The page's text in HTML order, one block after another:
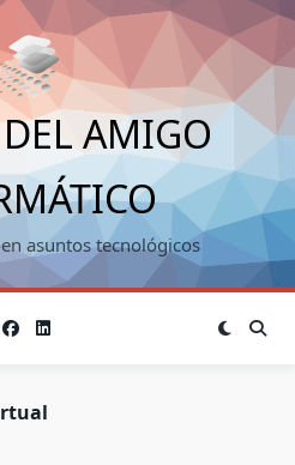
AMIGO
asuntos tecnológicos